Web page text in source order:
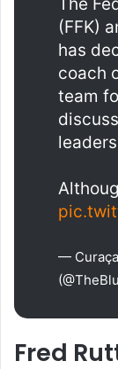
(FFK)
has
coach
team
—
Fred